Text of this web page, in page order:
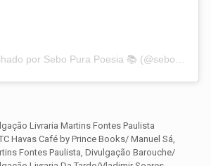
Um post compartilhado por Sebo Pura Poesia 📚 (@sebopurapoesia)
Livraria Martins Fontes Paulista
Havas Café by Prince Books/ Manuel Sá,
Fontes Paulista, Divulgação Barouche/